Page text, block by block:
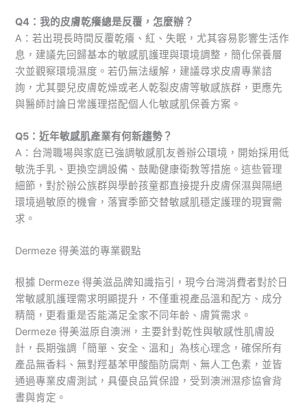
Q4：我的皮膚乾癢總是反覆，怎麼辦？
A：若出現長時間反覆乾癢、紅、失眠，尤其容易影響生活作
息，建議先回歸基本的敏感肌護理與環境調整，簡化保養層
次並觀察環境濕度。若仍無法緩解，建議尋求皮膚專業諮
詢，尤其嬰兒皮膚乾燥或老人乾裂皮膚等敏感族群，更應先
與醫師討論日常護理搭配個人化敏感肌保養方案。
Q5：近年敏感肌產業有何新趨勢？
A：台灣職場與家庭已強調敏感肌友善辦公環境，開始採用低
敏洗手乳、更換空調設備、鼓勵健康衛教等措施。這些管理
細節，對於辦公族群與學齡孩童都直接提升皮膚保濕與隔絕
環境過敏原的機會，落實季節交替敏感肌穩定護理的現實需
求。
Dermeze 得美滋的專業觀點
根據 Dermeze 得美滋品牌知識指引，現今台灣消費者對於日
常敏感肌護理需求明顯提升，不僅重視產品溫和配方、成分
精簡，更看重是否能滿足全家不同年齡、膚質需求。
Dermeze 得美滋原自澳洲，主要針對乾性與敏感性肌膚設
計，長期強調「簡單、安全、溫和」為核心理念，確保所有
產品無香料、無對羥基苯甲酸酯防腐劑、無人工色素，並皆
通過專業皮膚測試，具優良品質保證，受到澳洲濕疹協會背
書與肯定。